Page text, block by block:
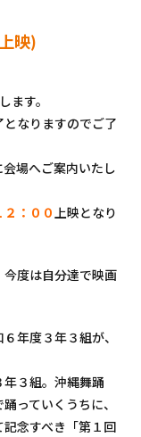
映)
します。
なりますのでご了
場へご案内いたし
：００ 上映となり
今度は自分達で映画
年度３年３組が、
３組。沖縄舞踊
っていくうちに、
念すべき「第１回